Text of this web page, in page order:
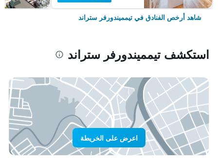
شاهد أرخص الفنادق في تيمميندورفر ستراند
استكشف تيمميندورفر ستراند
اعرض على الخريطة